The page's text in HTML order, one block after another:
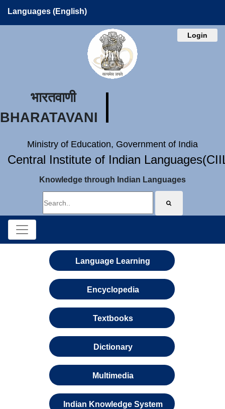
Languages (English)
Login
भारतवाणी
BHARATAVANI
Ministry of Education, Government of India
Central Institute of Indian
Knowledge through Indian Languages
Language Learning
Encyclopedia
Textbooks
Dictionary
Multimedia
Indian Knowledge System